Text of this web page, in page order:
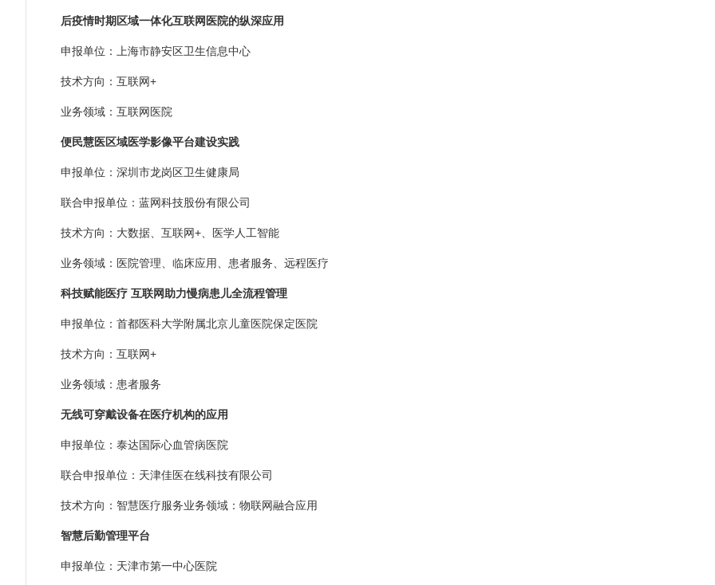
后疫情时期区域一体化互联网医院的纵深应用
申报单位：上海市静安区卫生信息中心
技术方向：互联网+
业务领域：互联网医院
便民慧医区域医学影像平台建设实践
申报单位：深圳市龙岗区卫生健康局
联合申报单位：蓝网科技股份有限公司
技术方向：大数据、互联网+、医学人工智能
业务领域：医院管理、临床应用、患者服务、远程医疗
科技赋能医疗 互联网助力慢病患儿全流程管理
申报单位：首都医科大学附属北京儿童医院保定医院
技术方向：互联网+
业务领域：患者服务
无线可穿戴设备在医疗机构的应用
申报单位：泰达国际心血管病医院
联合申报单位：天津佳医在线科技有限公司
技术方向：智慧医疗服务业务领域：物联网融合应用
智慧后勤管理平台
申报单位：天津市第一中心医院